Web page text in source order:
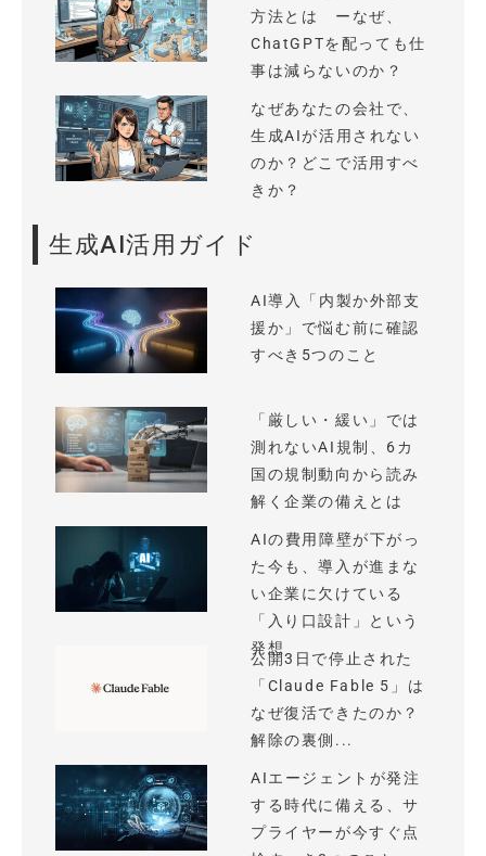
方法とは ーなぜ、
ChatGPTを配っても仕
事は減らないのか？
なぜあなたの会社で、
生成AIが活用されない
のか？どこで活用すべ
きか？
生成AI活用ガイド
AI導入「内製か外部支
援か」で悩む前に確認
すべき5つのこと
「厳しい・緩い」では
測れないAI規制、6カ
国の規制動向から読み
解く企業の備えとは
AIの費用障壁が下がっ
た今も、導入が進まな
い企業に欠けている
「入り口設計」という
発想
公開3日で停止された
「Claude Fable 5」は
なぜ復活できたのか？
解除の裏側...
AIエージェントが発注
する時代に備える、サ
プライヤーが今すぐ点